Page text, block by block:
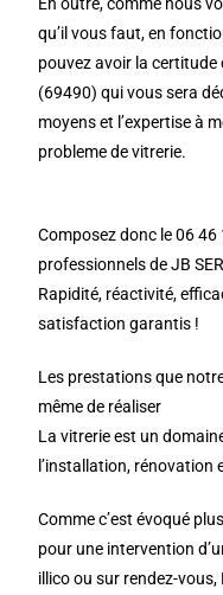
qu’il vous faut, en
pouvez avoir la certitude
(69490) qui vous sera
moyens et l’expertise à
probleme de vitrerie.
Composez donc le 06
professionnels de JB
Rapidité, réactivité,
satisfaction garantis !
Les prestations que
même de réaliser
La vitrerie est un
l’installation, rénovation
Comme c’est évoqué
pour une intervention
illico ou sur rendez-